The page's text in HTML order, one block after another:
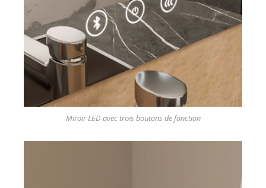
Miroir LED avec trois boutons de fonction